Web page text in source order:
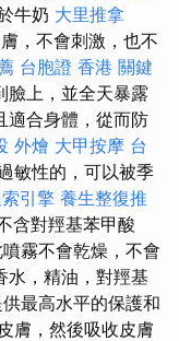
牛奶 大里推拿
，不會刺激，也不
台胞證 香港 關鍵
臉上，並全天暴露
適合身體，從而防
外燴 大甲按摩 台
敏性的，可以被季
引擎 養生整復推
含對羥基苯甲酸
霧不會乾燥，不會
水，精油，對羥基
最高水平的保護和
膚，然後吸收皮膚